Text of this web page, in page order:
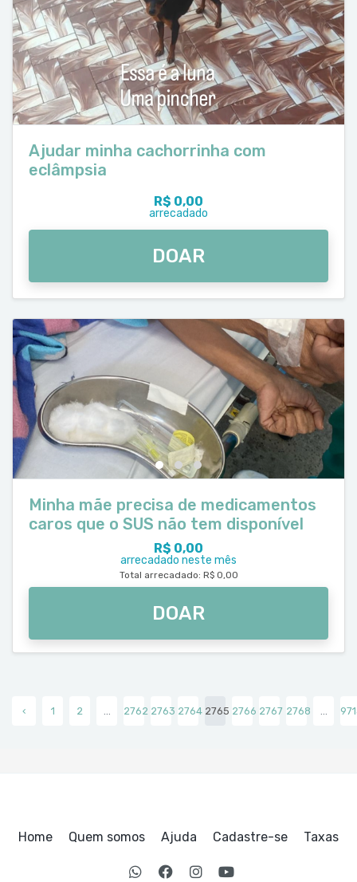
Ajudar minha cachorrinha com
eclâmpsia
R$ 0,00
arrecadado
DOAR
Minha mãe precisa de medicamentos
caros que o SUS não tem disponível
R$ 0,00
arrecadado neste mês
Total arrecadado: R$ 0,00
DOAR
‹ 1 2 ... 2762 2763 2764 2765 2766 2767 2768 ...
Home Quem somos Ajuda Cadastre-se Taxas